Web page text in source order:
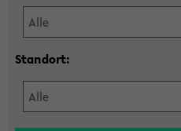
Standort: